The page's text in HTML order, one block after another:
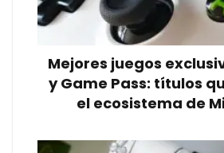
Mejores juegos
y Game Pass: títulos
el ecosistema de